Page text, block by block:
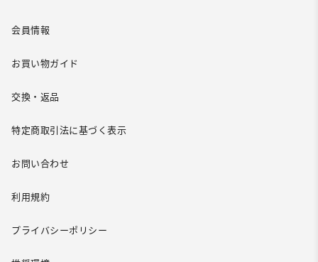
会員情報
お買い物ガイド
交換・返品
特定商取引法に基づく表示
お問い合わせ
利用規約
プライバシーポリシー